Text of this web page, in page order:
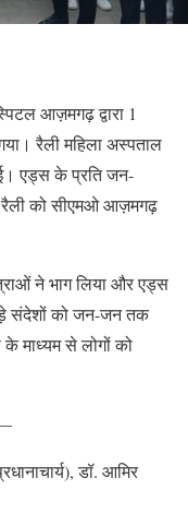
आज़मगढ़ द्वारा 1
रैली महिला अस्पताल
एड्स के प्रति जन-
रैली को सीएमओ आज़मगढ़
ने भाग लिया और एड्स
संदेशों को जन-जन तक
के माध्यम से लोगों को
डॉ. आमिर